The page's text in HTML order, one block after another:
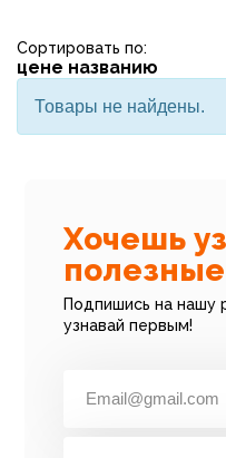
Сортировать по:
цене названию
Товары не найдены.
Хочешь
Подпишись на нашу
узнавай первым!